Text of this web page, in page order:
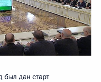
был дан старт